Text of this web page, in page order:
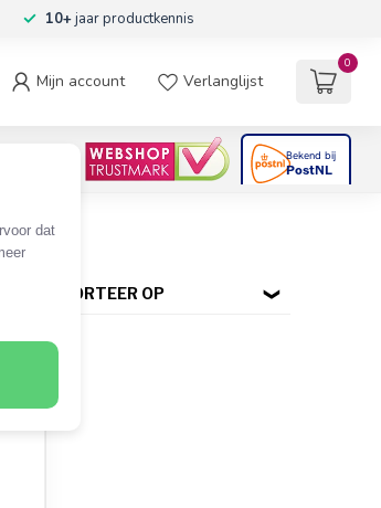
dat
10+jaar productkennis
Mijn account Verlanglijst
0
SORTEER OP